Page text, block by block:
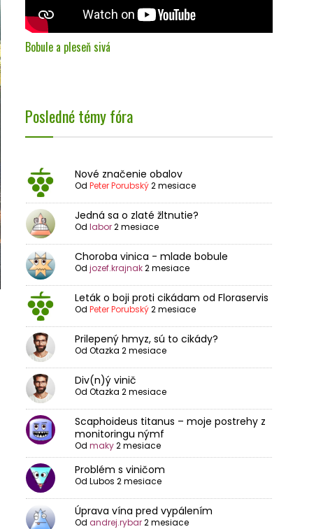
Bobule a pleseň sivá
Posledné témy fóra
Nové značenie obalov
OdPeter Porubský 2 mesiace
Jedná sa o zlaté žltnutie?
Odlabor 2 mesiace
Choroba vinica - mlade bobule
Odjozef.krajnak 2 mesiace
Leták o boji proti cikádam od Floraservis
OdPeter Porubský 2 mesiace
Prilepený hmyz, sú to cikády?
OdOtazka 2 mesiace
Div(n)ý vinič
OdOtazka 2 mesiace
Scaphoideus titanus – moje postrehy z
monitoringu nýmf
Odmaky 2 mesiace
Problém s viničom
OdLubos 2 mesiace
Úprava vína pred vypálením
Odandrej.rybar 2 mesiace